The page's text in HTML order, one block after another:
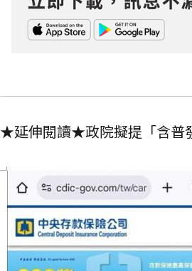
★延伸閱讀★政院擬提「含普